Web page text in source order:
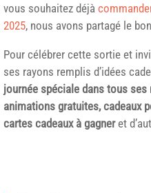
vous souhaitez déjà
2025, nous avons partagé le
Pour célébrer cette sortie et
ses rayons remplis d’idées
journée spéciale dans tous ses
animations gratuites, cadeaux
cartes cadeaux à gagneret